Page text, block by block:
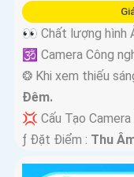
👀 Chất lượng hình
🕉️ Camera Công
❂ Khi xem thiếu
Ðêm.
💢 Cấu Tạo Camera
️ƒ Đặt Điểm : Thu